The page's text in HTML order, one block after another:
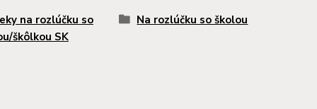
na rozlúčku so
škôlkou SK
Na rozlúčku so školou